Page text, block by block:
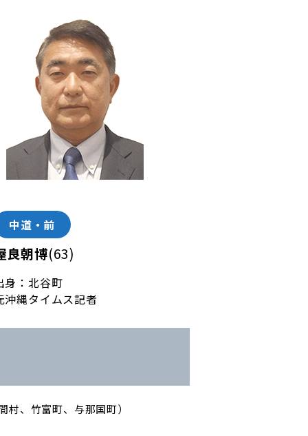
中道・前
良朝博(63)
身：北谷町
沖縄タイムス記者
、竹富町、与那国町）